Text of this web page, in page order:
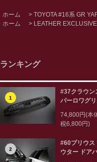
ホーム > TOYOTA #16系 GR
ホーム
> LEATHER
ランキング
1
#37クラウン
パーロワグ
74,800円(本
税6,800円)
2
#60プリウ
ウター ドア